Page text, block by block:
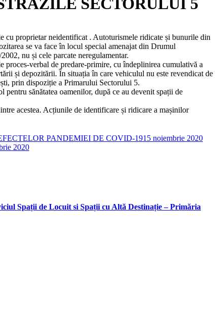
cu proprietar neidentificat . Autoturismele ridicate și bunurile din
se va face în locul special amenajat din Drumul
nu și cele parcate neregulamentar.
proces-verbal de predare-primire, cu îndeplinirea cumulativă a
și depozitării. În situația în care vehiculul nu este revendicat de
prin dispoziție a Primarului Sectorului 5.
sănătatea oamenilor, după ce au devenit spații de
acestea. Acțiunile de identificare și ridicare a mașinilor
PANDEMIEI DE COVID-1915 noiembrie 2020
2020
Spații de Locuit si Spații cu Altă Destinație – Primăria